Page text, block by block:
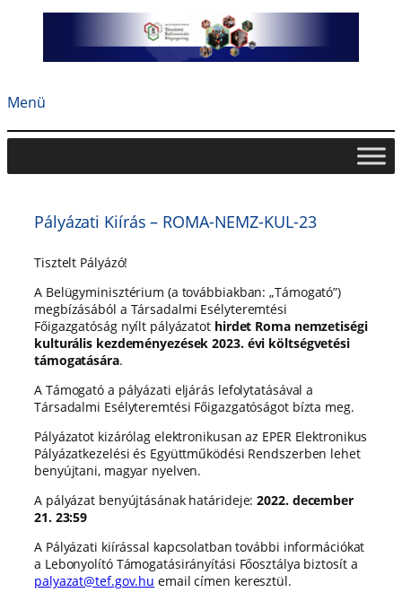
Menü
Pályázati Kiírás – ROMA-NEMZ-KUL-23
Tisztelt Pályázó!
A Belügyminisztérium (a továbbiakban: „Támogató”)
megbízásából a Társadalmi Esélyteremtési
Főigazgatóság nyílt pályázatot hirdet Roma nemzetiségi
kulturális kezdeményezések 2023. évi költségvetési
támogatására.
A Támogató a pályázati eljárás lefolytatásával a
Társadalmi Esélyteremtési Főigazgatóságot bízta meg.
Pályázatot kizárólag elektronikusan az EPER Elektronikus
Pályázatkezelési és Együttműködési Rendszerben lehet
benyújtani, magyar nyelven.
A pályázat benyújtásának határideje:2022. december
21. 23:59
A Pályázati kiírással kapcsolatban további információkat
a Lebonyolító Támogatásirányítási Főosztálya biztosít a
palyazat@tef.gov.hu email címen keresztül.